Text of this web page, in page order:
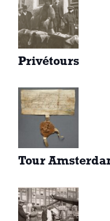
Privétours
Tour